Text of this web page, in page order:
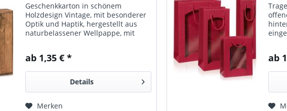
Geschenkkarton in schönem
Holzdesign Vintage, mit besonderer
Optik und Haptik, hergestellt aus
naturbelassener Wellpappe, mit
Umkarton.
ab 1,35 € *
Details
Merken
cm
ab